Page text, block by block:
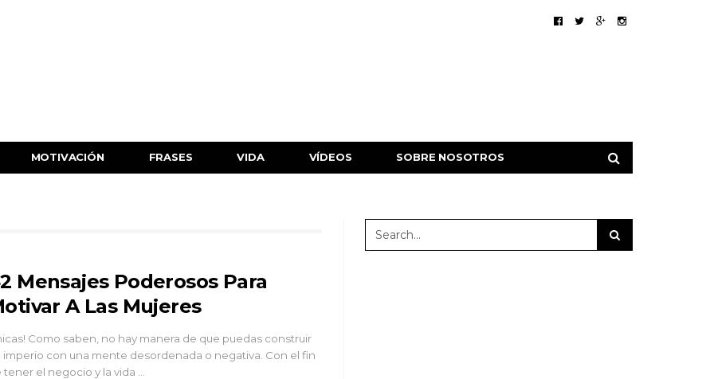
MOTIVACIÓN FRASES VIDA VÍDEOS SOBRE NOSOTROS
Mensajes Poderosos Para
A Las Mujeres
Como saben, no hay manera de que puedas construir
imperio con una mente desordenada o negativa. Con el fin
tener el negocio y la vida …